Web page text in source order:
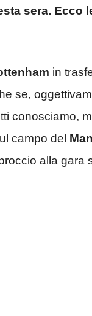
sera. Ecco
in
se,
conosciamo,
campo del
alla gara